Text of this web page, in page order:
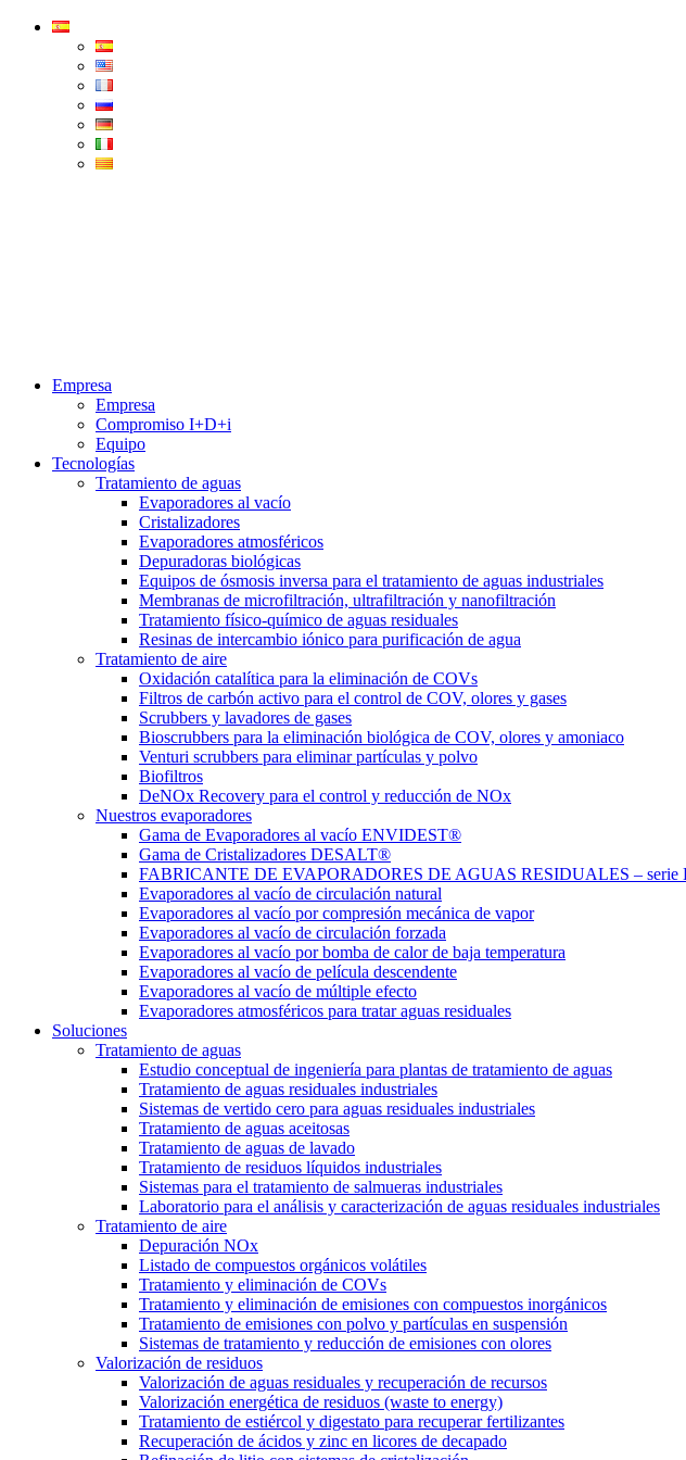
Condorchem
Empresa
Empresa
Compromiso I+D+i
Equipo
Tecnologías
Tratamiento de aguas
Evaporadores al vacío
Cristalizadores
Evaporadores atmosféricos
Depuradoras biológicas
Equipos de ósmosis inversa para el tratamiento de aguas industriales
Membranas de microfiltración, ultrafiltración y nanofiltración
Tratamiento físico-químico de aguas residuales
Resinas de intercambio iónico para purificación de agua
Tratamiento de aire
Oxidación catalítica para la eliminación de COVs
Filtros de carbón activo para el control de COV, olores y gases
Scrubbers y lavadores de gases
Bioscrubbers para la eliminación biológica de COV, olores y amoniaco
Venturi scrubbers para eliminar partículas y polvo
Biofiltros
DeNOx Recovery para el control y reducción de NOx
Nuestros evaporadores
Gama de Evaporadores al vacío ENVIDEST®
Gama de Cristalizadores DESALT®
FABRICANTE DE EVAPORADORES DE AGUAS RESIDUALES – serie
Evaporadores al vacío de circulación natural
Evaporadores al vacío por compresión mecánica de vapor
Evaporadores al vacío de circulación forzada
Evaporadores al vacío por bomba de calor de baja temperatura
Evaporadores al vacío de película descendente
Evaporadores al vacío de múltiple efecto
Evaporadores atmosféricos para tratar aguas residuales
Soluciones
Tratamiento de aguas
Estudio conceptual de ingeniería para plantas de tratamiento de aguas
Tratamiento de aguas residuales industriales
Sistemas de vertido cero para aguas residuales industriales
Tratamiento de aguas aceitosas
Tratamiento de aguas de lavado
Tratamiento de residuos líquidos industriales
Sistemas para el tratamiento de salmueras industriales
Laboratorio para el análisis y caracterización de aguas residuales industriales
Tratamiento de aire
Depuración NOx
Listado de compuestos orgánicos volátiles
Tratamiento y eliminación de COVs
Tratamiento y eliminación de emisiones con compuestos inorgánicos
Tratamiento de emisiones con polvo y partículas en suspensión
Sistemas de tratamiento y reducción de emisiones con olores
Valorización de residuos
Valorización de aguas residuales y recuperación de recursos
Valorización energética de residuos (waste to energy)
Tratamiento de estiércol y digestato para recuperar fertilizantes
Recuperación de ácidos y zinc en licores de decapado